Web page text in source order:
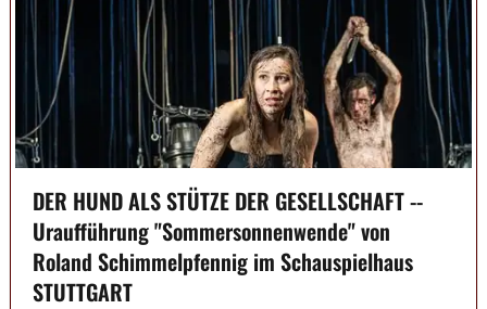
DER HUND ALS STÜTZE DER GESELLSCHAFT --
Uraufführung "Sommersonnenwende" von
Roland Schimmelpfennig im Schauspielhaus
STUTTGART